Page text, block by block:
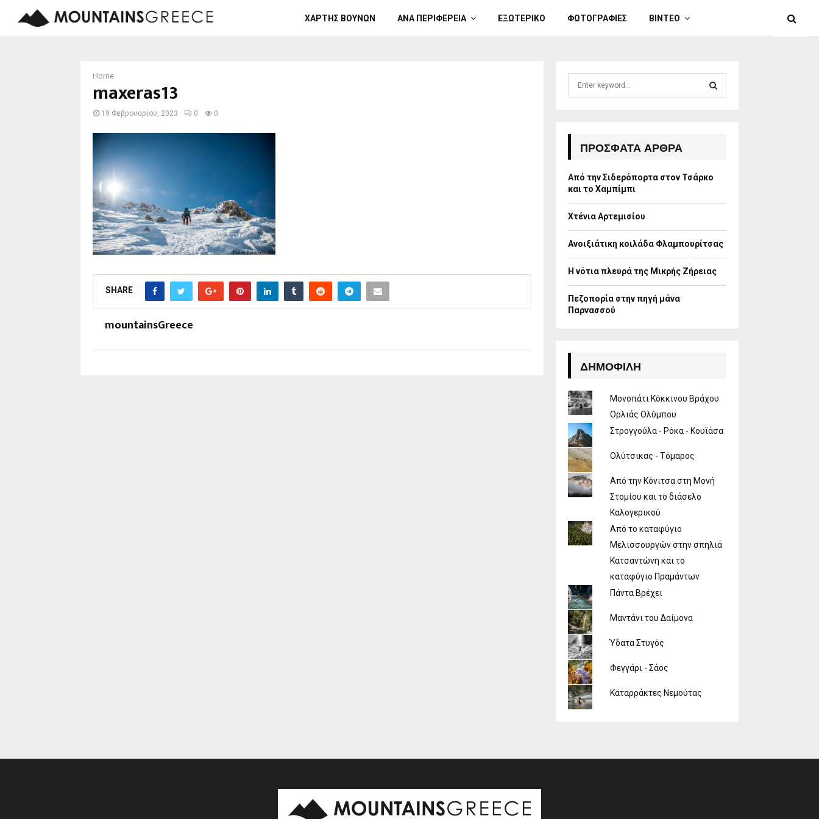
ΧΑΡΤΗΣ ΒΟΥΝΩΝ ΑΝΑ ΠΕΡΙΦΕΡΕΙΑ ΕΞΩΤΕΡΙΚΟ ΦΩΤΟΓΡΑΦΙΕΣ ΒΙΝΤΕΟ
Home
maxeras13
19 Φεβρουαρίου, 2023 0 0
SHARE
mountainsGreece
r
:
R
H
ΠΡΌΣΦΑΤΑ ΆΡΘΡΑ
Από την Σιδερόπορτα στον Τσάρκο
και το Χαμπίμπι
Χτένια Αρτεμισίου
Ανοιξιάτικη κοιλάδα Φλαμπουρίτσας
Η νότια πλευρά της Μικρής Ζήρειας
Πεζοπορία στην πηγή μάνα
Παρνασσού
ΔΗΜΟΦΙΛΉ
Μονοπάτι Κόκκινου Βράχου
Ορλιάς Ολύμπου
Στρογγούλα - Ρόκα - Κουϊάσα
Ολύτσικας - Τόμαρος
Από την Κόνιτσα στη Μονή
Στομίου και το διάσελο
Καλογερικού
Από το καταφύγιο
Μελισσουργών στην σπηλιά
Κατσαντώνη και το
καταφύγιο Πραμάντων
Πάντα Βρέχει
Μαντάνι του Δαίμονα
Ύδατα Στυγός
Φεγγάρι - Σάος
Καταρράκτες Νεμούτας